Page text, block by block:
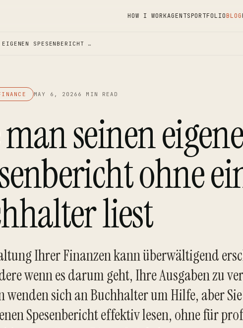
HOW I WORKAGENTSPORTFOLIOBLOG
SPESENBERICHT …
MAY 6, 2026 6 MIN READ
seinen
ohne
liest
Ihrer Finanzen kann überwältigend
wenn es darum geht, Ihre Ausgaben zu
wenden sich an Buchhalter um Hilfe, aber
Spesenbericht effektiv lesen, ohne für